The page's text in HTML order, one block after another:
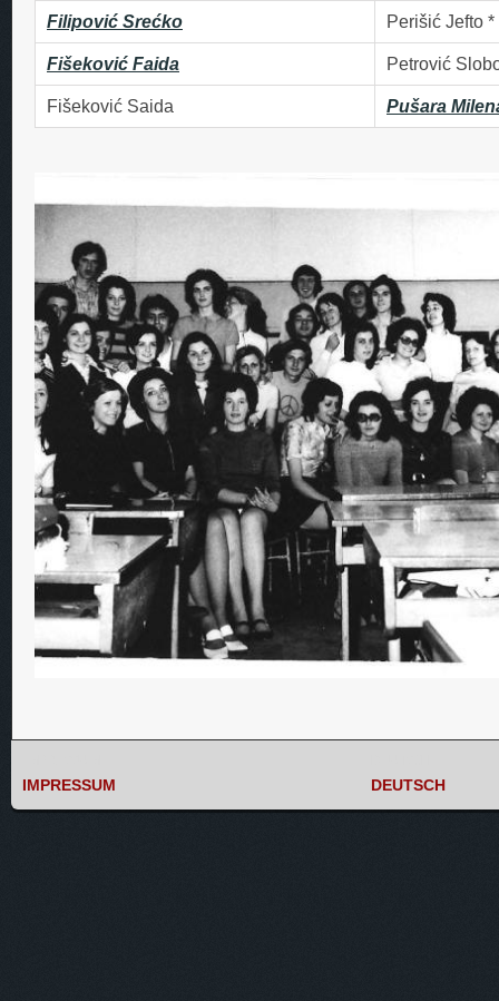
Filipović Srećko Perišić Jefto *
Fišeković Faida Petrović
Fišeković Saida Pušara
IMPRESSUM DEUTSCH